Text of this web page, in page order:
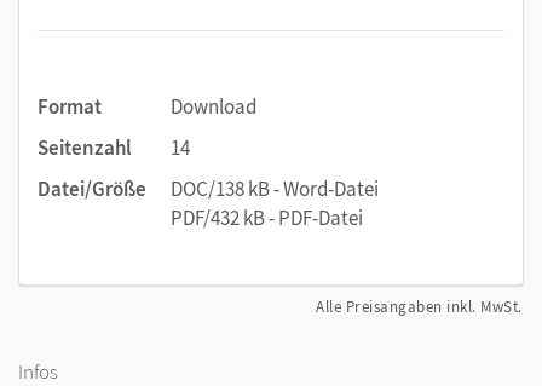
Format
Download
Seitenzahl
14
Datei/Größe
DOC/138 kB - Word-Datei
PDF/432 kB - PDF-Datei
Alle Preisangaben inkl. MwSt.
Infos